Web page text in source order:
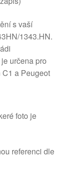
s vaší
1343.HN.
určena pro
a Peugeot
foto je
referenci dle